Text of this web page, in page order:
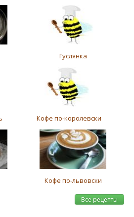
Гуслянка
Кофе по-королевски
Кофе по-львовски
Все рецепты